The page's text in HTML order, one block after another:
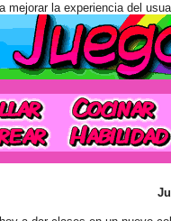
mejorar la experiencia del